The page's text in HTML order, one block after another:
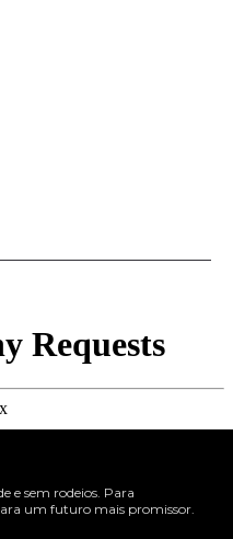
e sem rodeios. Para
um futuro mais promissor.